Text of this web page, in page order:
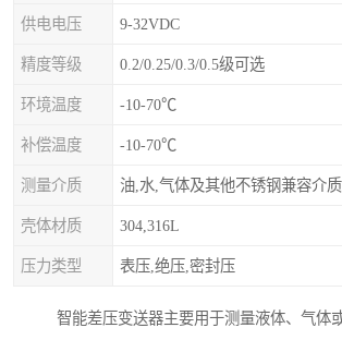
供电电压 9-32VDC
精度等级 0.2/0.25/0.3/0.5级可选
环境温度 -10-70℃
补偿温度 -10-70℃
测量介质 油,水,气体及其他不锈钢兼容介质
壳体材质 304,316L
压力类型 表压,绝压,密封压
智能差压变送器主要用于测量液体、气体